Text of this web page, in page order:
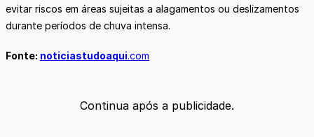
evitar riscos em áreas sujeitas a alagamentos ou deslizamentos
durante períodos de chuva intensa.
Fonte: noticiastudoaqui.com
Continua após a publicidade.